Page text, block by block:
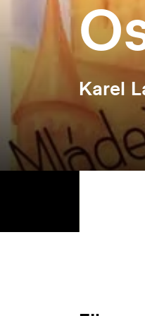
Karel